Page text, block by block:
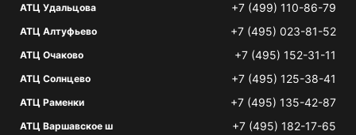
АТЦ Удальцова +7 (499) 110-86-79
АТЦ Алтуфьево +7 (495) 023-81-52
АТЦ Очаково +7 (495) 152-31-11
АТЦ Солнцево +7 (495) 125-38-41
АТЦ Раменки +7 (495) 135-42-87
АТЦ Варшавское ш +7 (495) 182-17-65